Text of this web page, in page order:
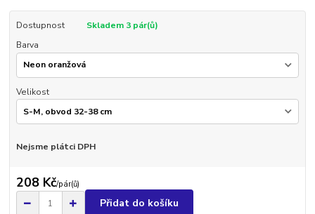
Dostupnost
Skladem 3 pár(ů)
Barva
Velikost
Nejsme plátci DPH
208 Kč/pár(ů)
Přidat do košíku